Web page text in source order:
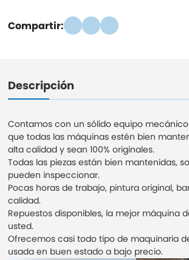
Compartir:
Descripción
Contamos con un sólido equipo
que todas las máquinas estén bien
alta calidad y sean 100% originales.
Todas las piezas están bien mantenidas,
pueden inspeccionar.
Pocas horas de trabajo, pintura original,
calidad.
Repuestos disponibles, la mejor máquina
usted.
Ofrecemos casi todo tipo de maquinaria
usada en buen estado a bajo precio.